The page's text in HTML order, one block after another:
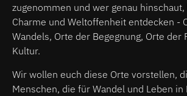
zugenommen und wer genau hinschaut,
Charme und Weltoffenheit entdecken -
Wandels, Orte der Begegnung, Orte der
Kultur.
Wir wollen euch diese Orte vorstellen,
Menschen, die für Wandel und Leben in